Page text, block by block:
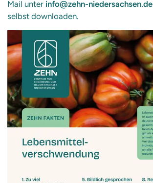
Mail unter info@zehn-niedersachsen.de
selbst downloaden.